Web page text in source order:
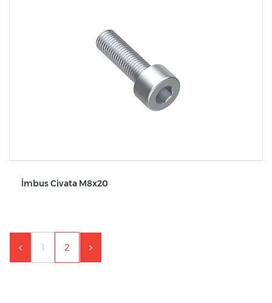
İmbus Civata M8x20
1 2